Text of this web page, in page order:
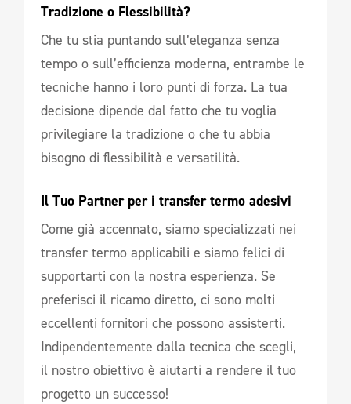
Tradizione o Flessibilità?
Che tu stia puntando sull’eleganza senza
tempo o sull’efficienza moderna, entrambe le
tecniche hanno i loro punti di forza. La tua
decisione dipende dal fatto che tu voglia
privilegiare la tradizione o che tu abbia
bisogno di flessibilità e versatilità.
Il Tuo Partner per i transfer termo adesivi
Come già accennato, siamo specializzati nei
transfer termo applicabili e siamo felici di
supportarti con la nostra esperienza. Se
preferisci il ricamo diretto, ci sono molti
eccellenti fornitori che possono assisterti.
Indipendentemente dalla tecnica che scegli,
il nostro obiettivo è aiutarti a rendere il tuo
progetto un successo!